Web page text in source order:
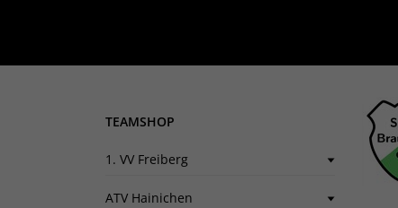
TEAMSHOP
1. VV Freiberg
ATV Hainichen